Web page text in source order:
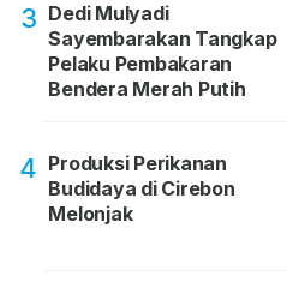
3 Dedi Mulyadi
Sayembarakan Tangkap
Pelaku Pembakaran
Bendera Merah Putih
4 Produksi Perikanan
Budidaya di Cirebon
Melonjak